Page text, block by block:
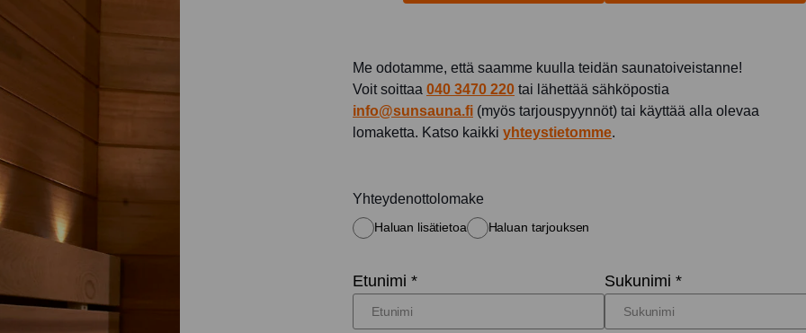
Me odotamme, että saamme kuulla teidän saunatoiveistanne!
Voit soittaa 040 3470 220 tai lähettää sähköpostia
info@sunsauna.fi (myös tarjouspyynnöt) tai käyttää alla olevaa
lomaketta. Katso kaikki yhteystietomme.
Yhteydenottolomake
Haluan lisätietoa Haluan tarjouksen
Etunimi * Sukunimi *